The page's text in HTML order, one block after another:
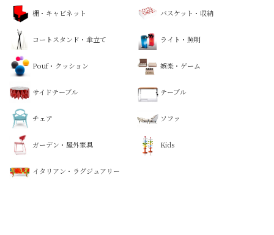
棚・キャビネット バスケット・収納
コートスタンド・傘立て ライト・照明
Pouf・クッション 娯楽・ゲーム
サイドテーブル テーブル
チェア ソファ
ガーデン・屋外家具 Kids
イタリアン・ラグジュアリー